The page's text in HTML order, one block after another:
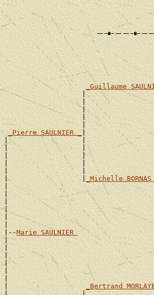
_Guillaume
|
|
|
|
|
_Pierre SAULNIER _|
|                  |
|                  |
|                  |
|                  |
|                  |
|                  |_Michelle
|
|
|
|
|
|
|--Marie SAULNIER
|
|
|
|
|
|
|
_Bertrand